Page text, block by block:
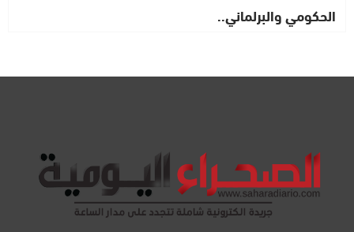
الحكومي والبرلماني..